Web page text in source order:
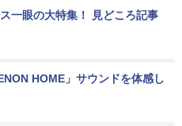
一眼の大特集！ 見どころ記事
HOME」サウンドを体感し